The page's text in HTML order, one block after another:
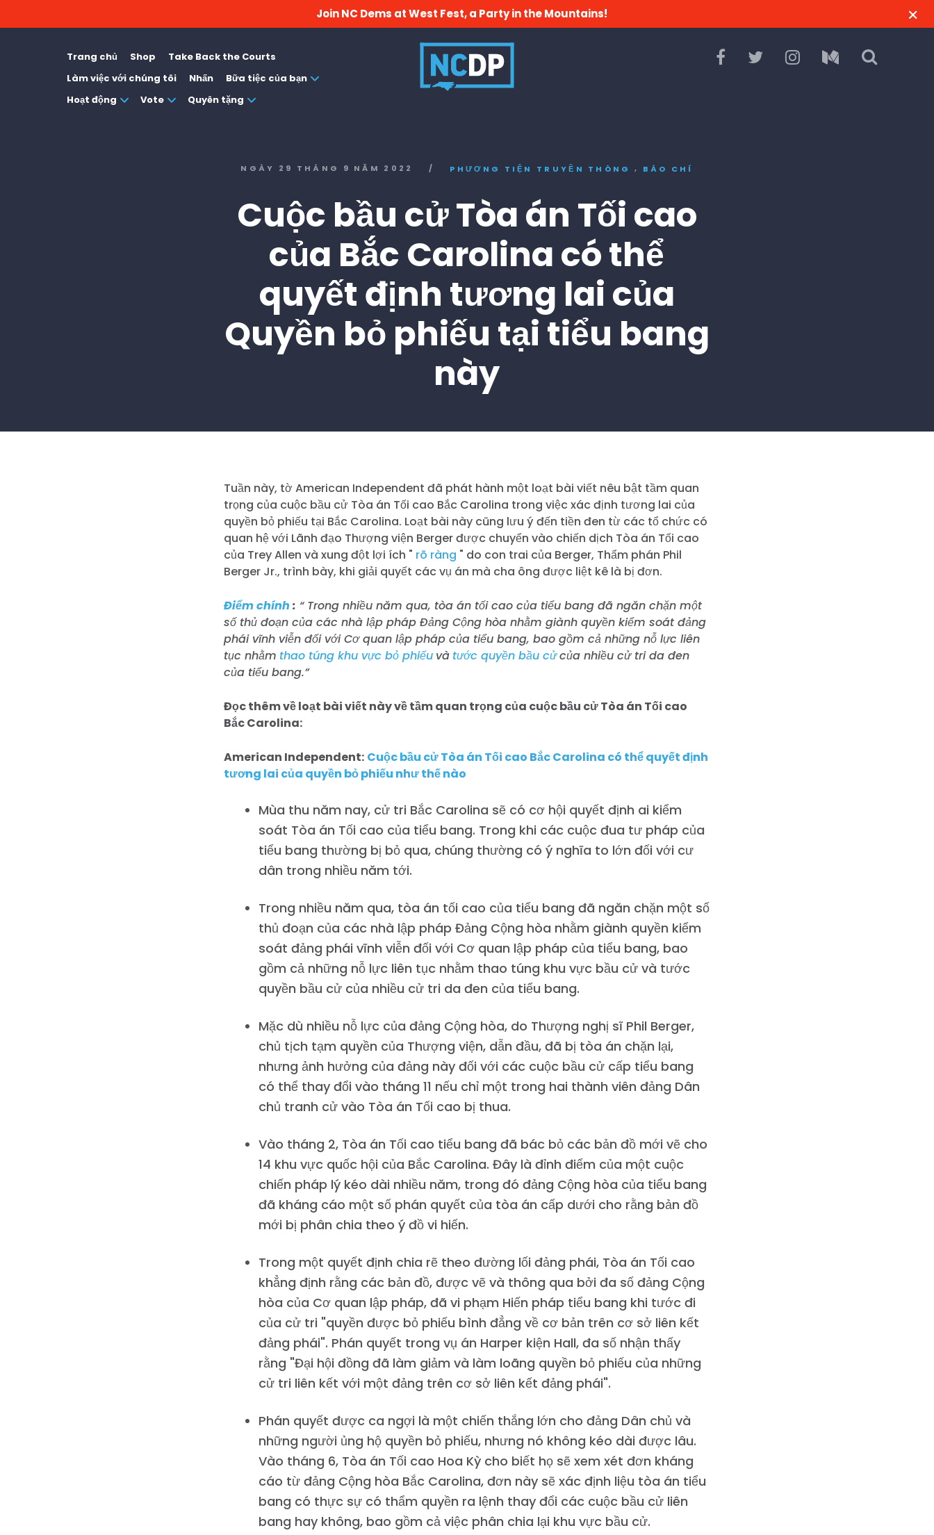
Trang chủ
Shop
Join NC Dems at West Fest, a Party in the Mountains!
Trang chủ Shop
Take Back the Courts
Làm việc với chúng tôi
Nhấn
Bữa tiệc của bạn
Hoạt động
Vote Quyên tặng
NGÀY 29 THÁNG 9 NĂM 2022 / PHƯƠNG TIỆN TRUYỀN THÔNG , BÁO CHÍ
Cuộc bầu cử Tòa án Tối cao
của Bắc Carolina có thể
quyết định tương lai của
Quyền bỏ phiếu tại tiểu bang
này
Tuần này, tờ American Independent đã phát hành một loạt bài viết nêu bật tầm quan
trọng của cuộc bầu cử Tòa án Tối cao Bắc Carolina trong việc xác định tương lai của
quyền bỏ phiếu tại Bắc Carolina. Loạt bài này cũng lưu ý đến tiền đen từ các tổ chức có
quan hệ với Lãnh đạo Thượng viện Berger được chuyển vào chiến dịch Tòa án Tối cao
của Trey Allen và xung đột lợi ích " rõ ràng " do con trai của Berger, Thẩm phán Phil
Berger Jr., trình bày, khi giải quyết các vụ án mà cha ông được liệt kê là bị đơn.
Điểm chính : “ Trong nhiều năm qua, tòa án tối cao của tiểu bang đã ngăn chặn một
số thủ đoạn của các nhà lập pháp Đảng Cộng hòa nhằm giành quyền kiểm soát đảng
phái vĩnh viễn đối với Cơ quan lập pháp của tiểu bang, bao gồm cả những nỗ lực liên
tục nhằm thao túng khu vực bỏ phiếu và tước quyền bầu cửcủa nhiều cử tri da đen
của tiểu bang.”
Đọc thêm về loạt bài viết này về tầm quan trọng của cuộc bầu cử Tòa án Tối cao
Bắc Carolina:
American Independent: Cuộc bầu cử Tòa án Tối cao Bắc Carolina có thể quyết định
tương lai của quyền bỏ phiếu như thế nào
Mùa thu năm nay, cử tri Bắc Carolina sẽ có cơ hội quyết định ai kiểm
soát Tòa án Tối cao của tiểu bang. Trong khi các cuộc đua tư pháp của
tiểu bang thường bị bỏ qua, chúng thường có ý nghĩa to lớn đối với cư
dân trong nhiều năm tới.
Trong nhiều năm qua, tòa án tối cao của tiểu bang đã ngăn chặn một số
thủ đoạn của các nhà lập pháp Đảng Cộng hòa nhằm giành quyền kiểm
soát đảng phái vĩnh viễn đối với Cơ quan lập pháp của tiểu bang, bao
gồm cả những nỗ lực liên tục nhằm thao túng khu vực bầu cử và tước
quyền bầu cử của nhiều cử tri da đen của tiểu bang.
Mặc dù nhiều nỗ lực của đảng Cộng hòa, do Thượng nghị sĩ Phil Berger,
chủ tịch tạm quyền của Thượng viện, dẫn đầu, đã bị tòa án chặn lại,
nhưng ảnh hưởng của đảng này đối với các cuộc bầu cử cấp tiểu bang
có thể thay đổi vào tháng 11 nếu chỉ một trong hai thành viên đảng Dân
chủ tranh cử vào Tòa án Tối cao bị thua.
Vào tháng 2, Tòa án Tối cao tiểu bang đã bác bỏ các bản đồ mới vẽ cho
14 khu vực quốc hội của Bắc Carolina. Đây là đỉnh điểm của một cuộc
chiến pháp lý kéo dài nhiều năm, trong đó đảng Cộng hòa của tiểu bang
đã kháng cáo một số phán quyết của tòa án cấp dưới cho rằng bản đồ
mới bị phân chia theo ý đồ vi hiến.
Trong một quyết định chia rẽ theo đường lối đảng phái, Tòa án Tối cao
khẳng định rằng các bản đồ, được vẽ và thông qua bởi đa số đảng Cộng
hòa của Cơ quan lập pháp, đã vi phạm Hiến pháp tiểu bang khi tước đi
của cử tri "quyền được bỏ phiếu bình đẳng về cơ bản trên cơ sở liên kết
đảng phái". Phán quyết trong vụ án Harper kiện Hall, đa số nhận thấy
rằng "Đại hội đồng đã làm giảm và làm loãng quyền bỏ phiếu của những
cử tri liên kết với một đảng trên cơ sở liên kết đảng phái".
Phán quyết được ca ngợi là một chiến thắng lớn cho đảng Dân chủ và
những người ủng hộ quyền bỏ phiếu, nhưng nó không kéo dài được lâu.
Vào tháng 6, Tòa án Tối cao Hoa Kỳ cho biết họ sẽ xem xét đơn kháng
cáo từ đảng Cộng hòa Bắc Carolina, đơn này sẽ xác định liệu tòa án tiểu
bang có thực sự có thẩm quyền ra lệnh thay đổi các cuộc bầu cử liên
bang hay không, bao gồm cả việc phân chia lại khu vực bầu cử.